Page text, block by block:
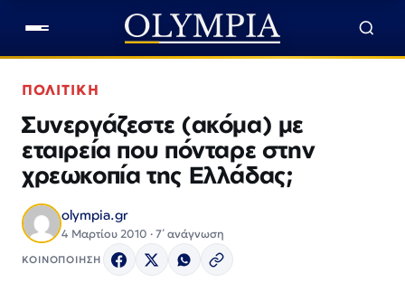
ΠΟΛΙΤΙΚΗ
Συνεργάζεστε (ακόμα) με
εταιρεία που πόνταρε στην
χρεωκοπία της Ελλάδας;
olympia.gr
4 Μαρτίου 2010 · 7΄ ανάγνωση
ΚΟΙΝΟΠΟΙΗΣΗ